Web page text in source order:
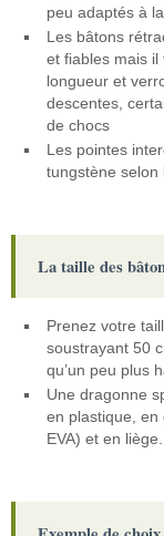
peu adaptés à
Les bâtons
et fiables mais
longueur et
descentes,
de chocs
Les pointes
tungstène selon
La taille des
Prenez votre
soustrayant 50
qu’un peu plus
Une dragonne
en plastique, en
EVA) et en